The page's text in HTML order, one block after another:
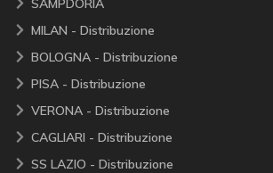
MILAN - Distribuzione
BOLOGNA - Distribuzione
PISA - Distribuzione
VERONA - Distribuzione
CAGLIARI - Distribuzione
SS LAZIO - Distribuzione